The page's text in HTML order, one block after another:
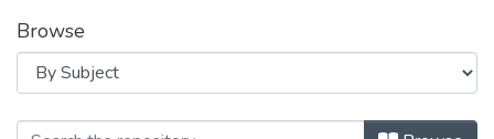
Browse